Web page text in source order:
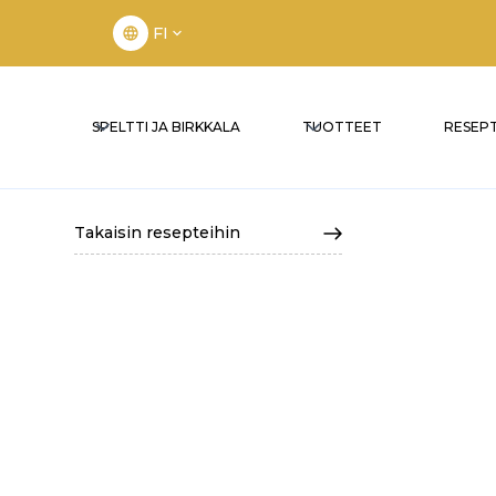
FI
SPELTTI JA BIRKKALA TUOTTEET
Takaisin resepteihin